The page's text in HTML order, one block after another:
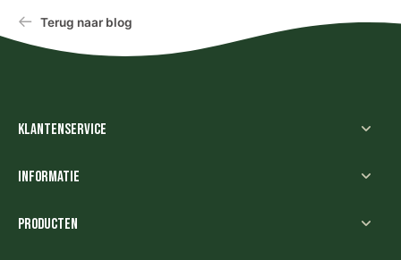
Terug naar blog
Klantenservice
Informatie
Producten